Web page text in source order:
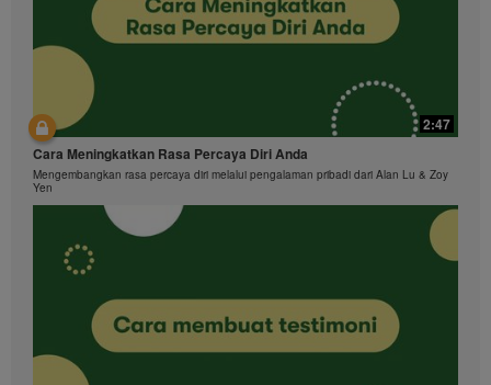
2:47
Cara Meningkatkan Rasa Percaya Diri Anda
Mengembangkan rasa percaya diri melalui pengalaman pribadi dari Alan Lu & Zoy
Yen